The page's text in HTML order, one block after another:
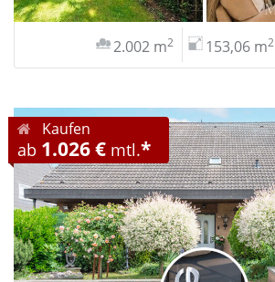
2.002 m2 153,06 m2
Kaufen
ab 1.026 € mtl.*